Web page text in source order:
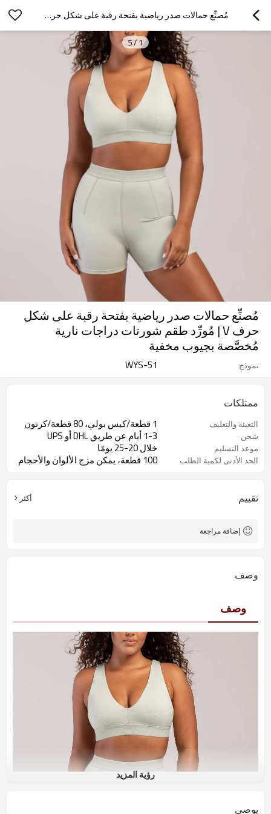
مُصنِّع حمالات صدر رياضية بفتحة رقبة على شكل حرف V | مُورِّد طقم شورتات دراجات نارية مُخصَّصة بجيوب مخفية
1
/
5
مُصنِّع حمالات صدر رياضية بفتحة رقبة على شكل
حرف V | مُورِّد طقم شورتات دراجات نارية
مُخصَّصة بجيوب مخفية
نموذج WYS-51
ممتلكات
التعبئة والتغليف 1 قطعة/كيس بولي، 80 قطعة/كرتون
شحن 1-3 أيام عن طريق DHL أو UPS
موعد التسليم خلال 20-25 يومًا
الحد الأدنى لكمية الطلب 100 قطعة، يمكن مزج الألوان والأحجام
تقييم أكثر
إضافة مراجعة
وصف
وصف
رؤية المزيد
يوصي